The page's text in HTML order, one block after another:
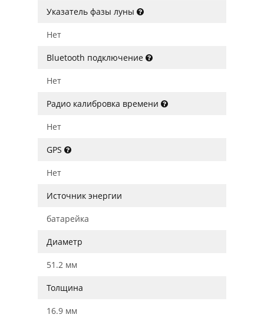
Указатель фазы луны
Нет
Bluetooth подключение
Нет
Радио калибровка времени
Нет
GPS
Нет
Источник энергии
батарейка
Диаметр
51.2 мм
Толщина
16.9 мм